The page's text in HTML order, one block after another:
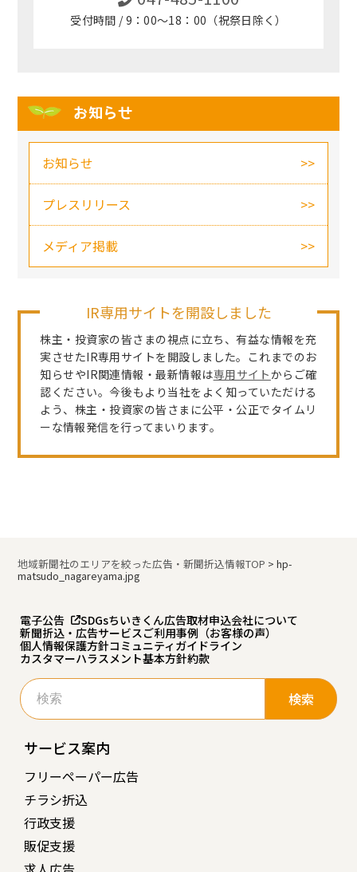
受付時間 / 9：00～18：00（祝祭日除く）
お知らせ
お知らせ
プレスリリース
メディア掲載
IR専用サイトを開設しました
株主・投資家の皆さまの視点に立ち、有益な情報を充
実させたIR専用サイトを開設しました。これまでのお
知らせやIR関連情報・最新情報は専用サイトからご確
認ください。今後もより当社をよく知っていただける
よう、株主・投資家の皆さまに公平・公正でタイムリ
ーな情報発信を行ってまいります。
地域新聞社のエリアを絞った広告・新聞折込情報TOP >hp-
matsudo_nagareyama.jpg
電子公告 SDGsちいきくん広告取材申込会社について
新聞折込・広告サービスご利用事例（お客様の声）
個人情報保護方針コミュニティガイドライン
カスタマーハラスメント基本方針約款
検
索:
サービス案内
フリーペーパー広告
チラシ折込
行政支援
販促支援